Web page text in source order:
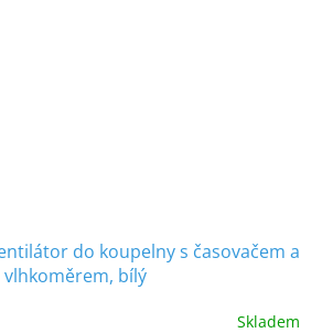
do koupelny s časovačem a
vlhkoměrem, bílý
Skladem